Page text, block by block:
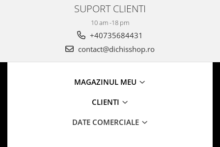
SUPORT CLIENTI
10 am -18 pm
+40735684431
contact@dichisshop.ro
MAGAZINUL MEU
CLIENTI
DATE COMERCIALE